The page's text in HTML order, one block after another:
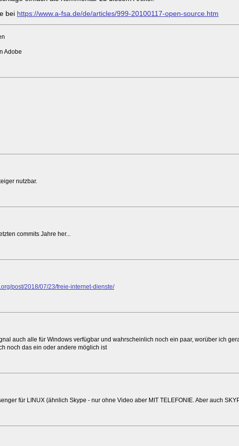
bei https://www.a-fsa.de/de/articles/999-20100117-open-source.htm
Adobe
nutzbar.
commits Jahre her...
post/2018/07/23/freie-internet-dienste/
auch alle für Windows verfügbar und wahrscheinlich noch ein paar, worüber ich
noch das ein oder andere möglich ist
für LINUX (ähnlich Skype - nur ohne Video aber MIT TELEFONIE. Aber auch